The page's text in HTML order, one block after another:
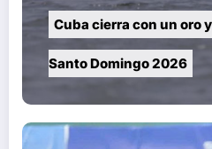
Cuba cierra con un oro
Santo Domingo 2026